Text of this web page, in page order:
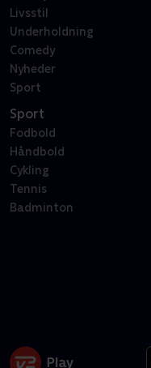
Livsstil
Underholdning
Comedy
Nyheder
Sport
Sport
Fodbold
Håndbold
Cykling
Tennis
Badminton